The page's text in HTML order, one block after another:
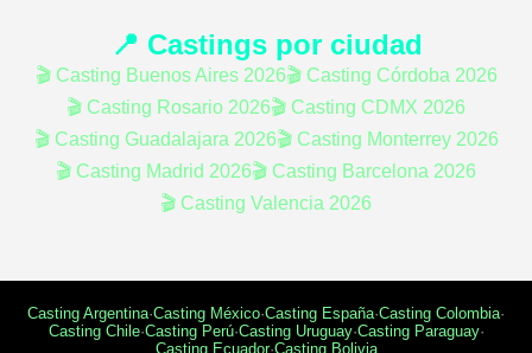
📍 Castings por ciudad
🎬 Casting Buenos Aires 2026🎬 Casting Córdoba 2026
🎬 Casting Rosario 2026🎬 Casting CDMX 2026
🎬 Casting Guadalajara 2026🎬 Casting Monterrey 2026
🎬 Casting Madrid 2026🎬 Casting Barcelona 2026
🎬 Casting Valencia 2026
Casting Argentina·Casting México·Casting España·Casting Colombia·
Casting Chile·Casting Perú·Casting Uruguay·Casting Paraguay·
Casting Ecuador·Casting Bolivia